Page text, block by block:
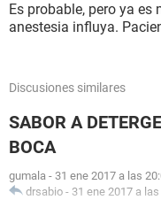
Es probable, pero ya
anestesia influya.
Discusiones similares
SABOR A
BOCA
gumala - 31 ene 2017 a las
drsabio - 31 ene 2017 a